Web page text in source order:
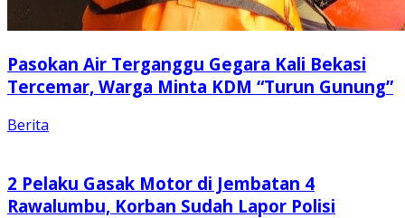
Pasokan Air Terganggu Gegara Kali Bekasi
Tercemar, Warga Minta KDM “Turun Gunung”
Berita
2 Pelaku Gasak Motor di Jembatan 4
Rawalumbu, Korban Sudah Lapor Polisi